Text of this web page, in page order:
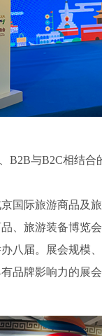
B2B与B2C相结
国际旅游商品及
、旅游装备博览
八届。展会规模
品牌影响力的展